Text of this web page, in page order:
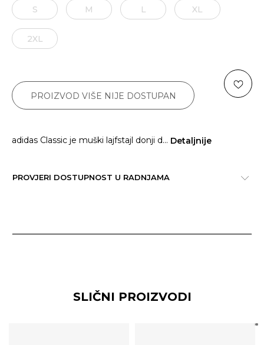
S M L XL
2XL
PROIZVOD VIŠE NIJE DOSTUPAN
adidas Classic je muški lajfstajl donji d... Detaljnije
PROVJERI DOSTUPNOST U RADNJAMA
SLIČNI PROIZVODI